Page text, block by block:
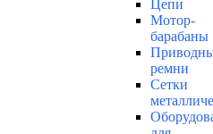
Цепи
Мотор-
барабаны
ремни
Сетки